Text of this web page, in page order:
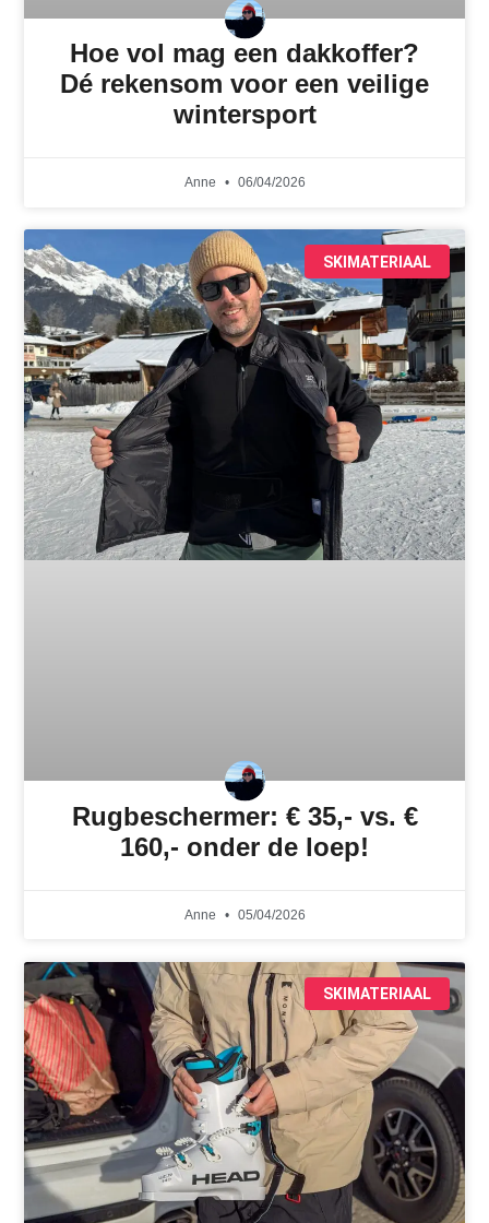
Hoe vol mag een dakkoffer?
Dé rekensom voor een veilige
wintersport
Anne 06/04/2026
SKIMATERIAAL
Rugbeschermer: € 35,- vs. €
160,- onder de loep!
Anne 05/04/2026
SKIMATERIAAL